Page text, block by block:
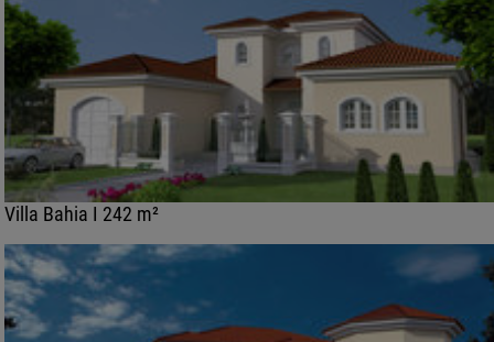
Villa Bahia I 242 m²